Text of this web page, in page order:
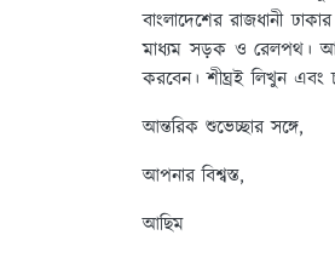
বাংলাদেশের রাজধানী
মাধ্যম সড়ক ও রেলপথ।
করবেন। শীঘ্রই লিখুন এবং
আন্তরিক শুভেচ্ছার সঙ্গে,
আপনার বিশ্বস্ত,
আছিম